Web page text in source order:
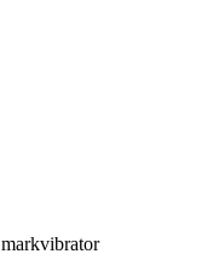
markvibrator